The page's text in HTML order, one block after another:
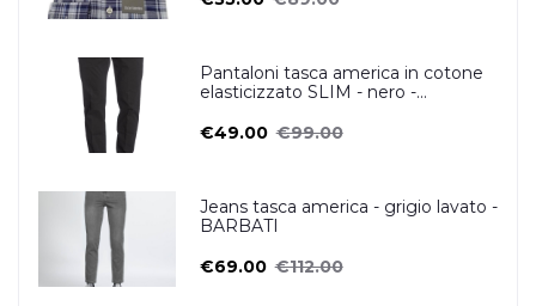
Pantaloni tasca america in cotone
elasticizzato SLIM - nero -
€49.00 €99.00
Jeans tasca america - grigio lavato -
BARBATI
€69.00 €112.00